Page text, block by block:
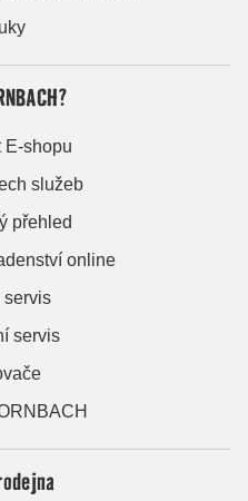
E-shopu
služeb
přehled
online
servis
servis